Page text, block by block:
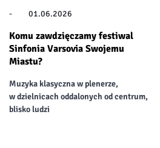
- 01.06.2026
Komu zawdzięczamy festiwal
Sinfonia Varsovia Swojemu
Miastu?
Muzyka klasyczna w plenerze,
w dzielnicach oddalonych od centrum,
blisko ludzi